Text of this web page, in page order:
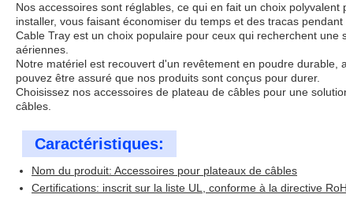
Nos accessoires sont réglables, ce qui en fait un choix
installer, vous faisant économiser du temps et des tracas
Cable Tray est un choix populaire pour ceux qui recherchent
aériennes.
Notre matériel est recouvert d'un revêtement en poudre durable,
pouvez être assuré que nos produits sont conçus pour durer.
Choisissez nos accessoires de plateau de câbles pour une
câbles.
Caractéristiques:
Nom du produit: Accessoires pour plateaux de câbles
Certifications: inscrit sur la liste UL, conforme à la directive